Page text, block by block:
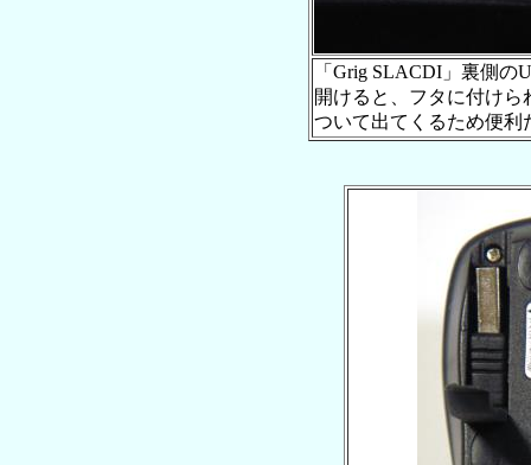
「Grig SLACDI」裏側
開けると、フタに付け
ついて出てくるため便利